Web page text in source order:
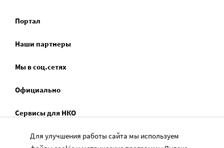
Портал
Наши партнеры
Мы в соц.сетях
Официально
Сервисы для НКО
Спецпроекты
Для улучшения работы сайта мы используем